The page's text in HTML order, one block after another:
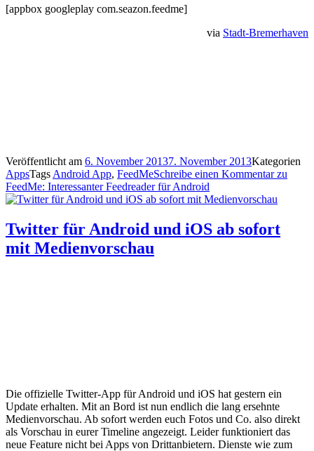
[appbox googleplay com.seazon.feedme]
via Stadt-Bremerhaven
Veröffentlicht am 6. November 20137. November 2013Kategorien
AppsTags Android App, FeedMeSchreibe einen Kommentarzu
FeedMe: Interessanter Feedreader für Android
Twitter für Android und iOS ab sofort
mit Medienvorschau
Die offizielle Twitter-App für Android und iOS hat gestern ein
Update erhalten. Mit an Bord ist nun endlich die lang ersehnte
Medienvorschau. Ab sofort werden euch Fotos und Co. also direkt
als Vorschau in eurer Timeline angezeigt. Leider funktioniert das
neue Feature nicht bei Apps von Drittanbietern. Dienste wie zum